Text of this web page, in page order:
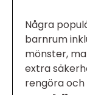
Några
barnrum
mönster,
extra
rengöra